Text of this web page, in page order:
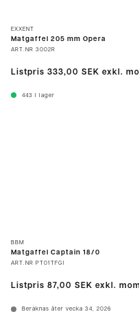
EXXENT
Matgaffel 205 mm Opera
ART.NR 3002R
Listpris 333,00 SEK exkl.
443 I lager
BBM
Matgaffel Captain 18/0
ART.NR PT01TFGI
Listpris 87,00 SEK exkl.
Beräknas åter vecka 34, 2026